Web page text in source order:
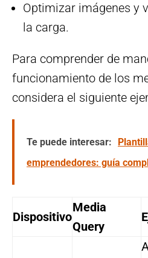
Optimizar imágenes y
la carga.
Para comprender de
funcionamiento de los
considera el siguiente
Te puede interesar:
emprendedores: guía
Dispositivo
Media
Query